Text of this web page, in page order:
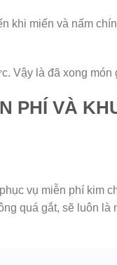
khi miến và nấm
Vậy là đã xong món
PHÍ VÀ
vụ miễn phí kim
quá gắt, sẽ luôn